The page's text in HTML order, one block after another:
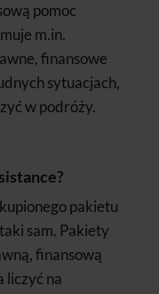
pomoc
m.in.
finansowe
sytuacjach,
w podróży.
pakietu
sam. Pakiety
finansową
liczyć na